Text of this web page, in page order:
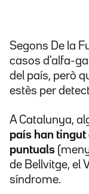
Segons De la
casos d'alfa-
del país, però
estès per
A Catalunya,
país han
puntuals
de Bellvitge, el
síndrome.